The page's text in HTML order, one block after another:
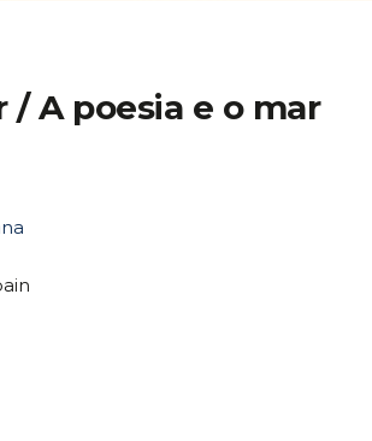
/ A poesia e o mar